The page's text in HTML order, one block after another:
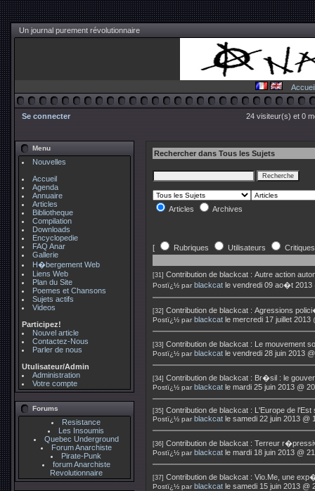
Un journal purement révolutionnaire
Accueil
Se connecter 24 visiteur(s) et 0
Menu
Nouvelles
Accueil
Agenda
Annuaire
Articles
Bibliotheque
Compilation
Downloads
Encyclopedie
FAQ Anar
Gallerie
H�bergement Web
Liens Web
Plan du Site
Poemes et Chansons
Sujets actifs
Videos
Participez!
Nouvel article
Contactez-Nous
Parler de nous
Utulisateur/Admin
Administration
Votre compte
Forums
Resistance
Les Insoumis
Quebec Underground
Forum Anarchiste
Pirate-Punk
forum Anarchiste
Revolutionnaire
Rechercher dans Tous les Sujets
Articles Archives
[ Rubriques Utilisateurs
[31] Contribution de blackcat : Autre action
Postï¿½ par blackcat le vendredi 09 ao�t 2013
[32] Contribution de blackcat : Agressions
Postï¿½ par blackcat le mercredi 17 juillet 2013
[33] Contribution de blackcat : Le mouvement
Postï¿½ par blackcat le vendredi 28 juin 2013
[34] Contribution de blackcat : Br�sil : le
Postï¿½ par blackcat le mardi 25 juin 2013 @
[35] Contribution de blackcat : L'Europe de l'Est
Postï¿½ par blackcat le samedi 22 juin 2013 @
[36] Contribution de blackcat : Terreur
Postï¿½ par blackcat le mardi 18 juin 2013 @
[37] Contribution de blackcat : Vio.Me, une
Postï¿½ par blackcat le samedi 15 juin 2013 @